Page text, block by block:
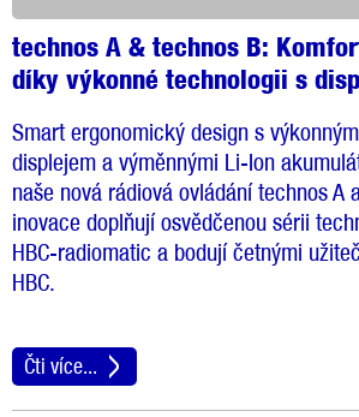
technos A & technos B:
díky výkonné technologii s
Smart ergonomický design s
displejem a výměnnými Li-Ion
naše nová rádiová ovládání technos A
inovace doplňují osvědčenou sérii
HBC-radiomatic a bodují četnými
HBC.
Čti více...